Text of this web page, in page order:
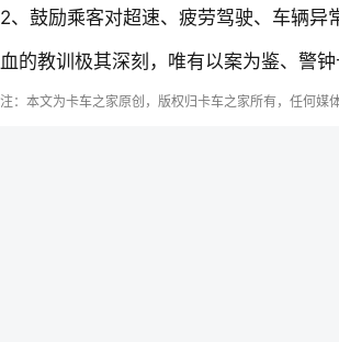
2、鼓励乘客对超速、疲劳驾驶、车辆异
血的教训极其深刻，唯有以案为鉴、警
注：本文为卡车之家原创，版权归卡车之家所有，任何媒